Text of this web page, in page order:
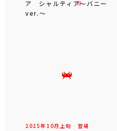
ア シャルティア～バニー
ver.～
2025年 10月 上旬 登場